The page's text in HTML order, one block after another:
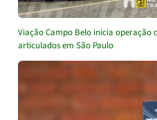
Viação Campo Belo inicia operação
articulados em São Paulo